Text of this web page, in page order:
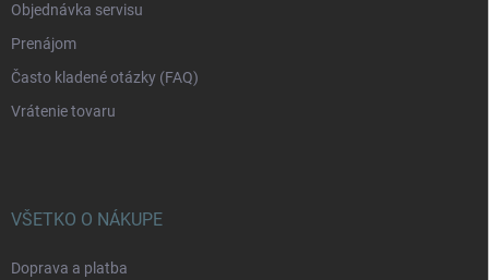
Objednávka servisu
Prenájom
Často kladené otázky (FAQ)
Vrátenie tovaru
VŠETKO O NÁKUPE
Doprava a platba